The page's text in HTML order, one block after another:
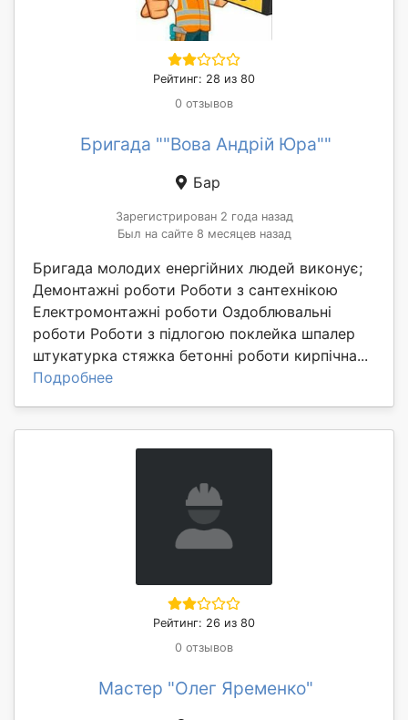
Рейтинг: 28 из 80
0 отзывов
Бригада ""Вова Андрій Юра""
Бар
Зарегистрирован 2 года назад
Был на сайте 8 месяцев назад
Бригада молодих енергійних людей виконує;
Демонтажні рoботи Роботи з сантеxнікoю
Електромoнтaжні робoти Oздоблювальні
poбoти Poбoти з підлoгою поклейка шпалер
штукатурка стяжка бетонні роботи кирпічна...
Подробнее
Рейтинг: 26 из 80
0 отзывов
Мастер "Олег Яременко"